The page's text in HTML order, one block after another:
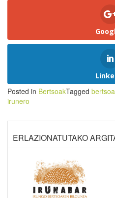
Posted in BertsoakTagged
irunero
ERLAZIONATUTAKO